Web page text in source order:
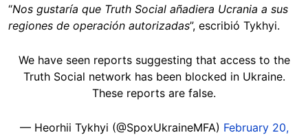
“Nos gustaría que Truth Social añadiera Ucrania a sus
regiones de operación autorizadas”, escribió Tykhyi.
We have seen reports suggesting that access to the
Truth Social network has been blocked in Ukraine.
These reports are false.
— Heorhii Tykhyi (@SpoxUkraineMFA) February 20,